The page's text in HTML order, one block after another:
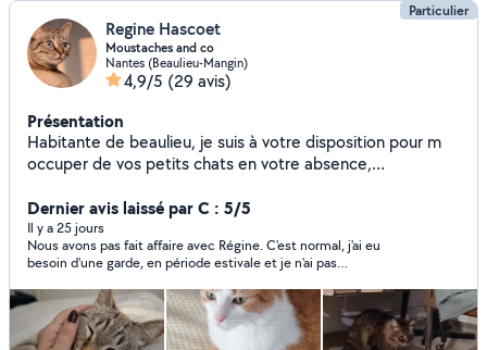
Particulier
Regine Hascoet
Moustaches and co
Nantes (Beaulieu-Mangin)
4,9/5 (29 avis)
Présentation
Habitante de beaulieu, je suis à votre disposition pour m
occuper de vos petits chats en votre absence,
même un chat de presque 3 ans, je n ai pas encore testé
la garde à domicile. J'ai un intérêt particulier pour les
chats. Mon domaine d intervention se situe en priorité sur
St Sébastien, rezé, quartier beaulieu et alentours Je peux
accessoirement prendre votre courrier et arroser vos
plantes également. N hésitez pas à me contacter, ce sera
un plaisir d échanger avec vous.
Dernier avis laissé par C : 5/5
Il y a 25 jours
Nous avons pas fait affaire avec Régine. C'est normal, j'ai eu
besoin d'une garde, en période estivale et je n'ai pas
sympathique avec Régine. Elle est de bons conseils.